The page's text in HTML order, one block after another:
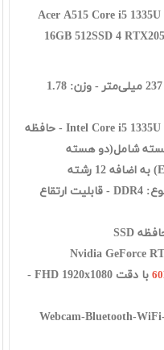
لپ تاپ ایسر مدل A515 با مشخصات Acer A515 Core i5 1335U
16GB 512SSD 4
ابعاد: 17.9 × 361 × 237 میلی‌متر - وزن: 1.78
Intel Core i5 1335U 3.4GHz up to 4.6GHz - حافظه
هسته شامل(دو هسته
ظرفیت: 16 گيگابايت - نوع: DDR4 - قابلیت ارتقاع
Nvidia GeForce
IPS با دقت FHD 1920x1080 -
Webcam-Bluetooth-